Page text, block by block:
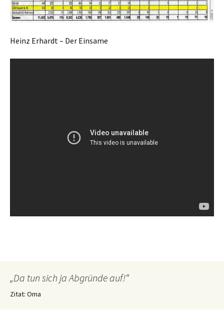
Heinz Erhardt – Der Einsame
„Da tun sich ja Abgründe auf!“
Zitat: Oma